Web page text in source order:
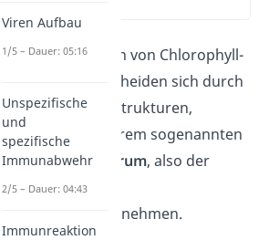
Verschiedene Arten von Chlorophyll-
Molekülen unterscheiden sich durch
ihre individuellen Strukturen,
insbesondere in ihrem sogenannten
Absorptionsspektrum, also der
Fähigkeit, Licht zu
absorbieren/aufzunehmen.
Viren Aufbau
1/5 – Dauer: 05:16
Unspezifische
und
spezifische
Immunabwehr
2/5 – Dauer: 04:43
Immunreaktion